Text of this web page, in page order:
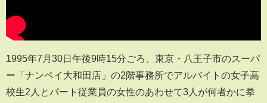
1995年7月30日午後9時15分ごろ、東京・八王子市のスーパ
ー「ナンペイ大和田店」の2階事務所でアルバイトの女子高
校生2人とパート従業員の女性のあわせて3人が何者かに拳